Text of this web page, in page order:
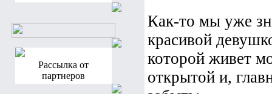
Рассылка от
партнеров
Как-то мы уже
красивой
которой живет
открытой и,